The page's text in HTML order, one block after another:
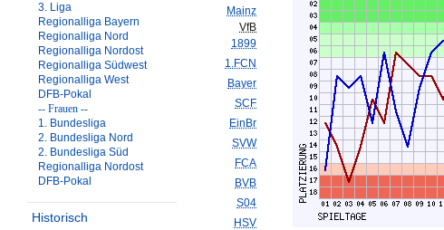
3. Liga
Regionalliga Bayern
Regionalliga Nord
Regionalliga Nordost
Regionalliga Südwest
Regionalliga West
DFB-Pokal
-- Frauen --
1. Bundesliga
2. Bundesliga Nord
2. Bundesliga Süd
Regionalliga Nordost
DFB-Pokal
Historisch
Mainz
VfB
1899
1.FCN
Bayer
SCF
EinBr
SVW
FCA
BVB
S04
HSV